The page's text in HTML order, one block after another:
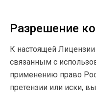
Разрешение
К настоящей
связанным с
применению право
претензии или иски,